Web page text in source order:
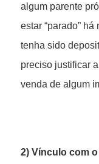
algum parente
estar “parado”
tenha sido
preciso justificar
venda de algum
2) Vínculo com